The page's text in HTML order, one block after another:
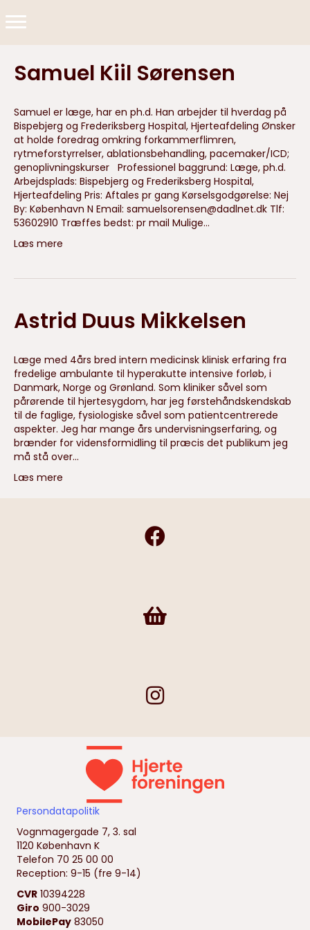
Samuel Kiil Sørensen
Samuel er læge, har en ph.d. Han arbejder til hverdag på
Bispebjerg og Frederiksberg Hospital, Hjerteafdeling Ønsker
at holde foredrag omkring forkammerflimren,
rytmeforstyrrelser, ablationsbehandling, pacemaker/ICD;
genoplivningskurser Professionel baggrund: Læge, ph.d.
Arbejdsplads: Bispebjerg og Frederiksberg Hospital,
Hjerteafdeling Pris: Aftales pr gang Kørselsgodgørelse: Nej
By: København N Email: samuelsorensen@dadlnet.dk Tlf:
53602910 Træffes bedst: pr mail Mulige…
Læs mere
Astrid Duus Mikkelsen
Læge med 4års bred intern medicinsk klinisk erfaring fra
fredelige ambulante til hyperakutte intensive forløb, i
Danmark, Norge og Grønland. Som kliniker såvel som
pårørende til hjertesygdom, har jeg førstehåndskendskab
til de faglige, fysiologiske såvel som patientcentrerede
aspekter. Jeg har mange års undervisningserfaring, og
brænder for vidensformidling til præcis det publikum jeg
må stå over…
Læs mere
Frivilligshop
Persondatapolitik
Vognmagergade 7, 3. sal
1120 København K
Telefon 70 25 00 00
Reception: 9-15 (fre 9-14)
CVR 10394228
Giro 900-3029
MobilePay 83050